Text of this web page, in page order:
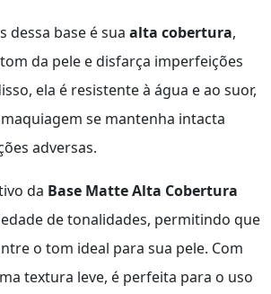
dessa base é sua alta cobertura,
da pele e disfarça imperfeições
ela é resistente à água e ao suor,
se mantenha intacta
adversas.
da Base Matte Alta Cobertura
de tonalidades, permitindo que
o tom ideal para sua pele. Com
textura leve, é perfeita para o uso